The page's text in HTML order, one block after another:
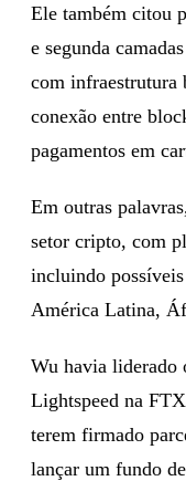
Ele também citou
e segunda
com infraestrutura
conexão entre
pagamentos em
Em outras
setor cripto, com
incluindo
América Latina,
Wu havia liderado
Lightspeed na
terem firmado
lançar um fundo